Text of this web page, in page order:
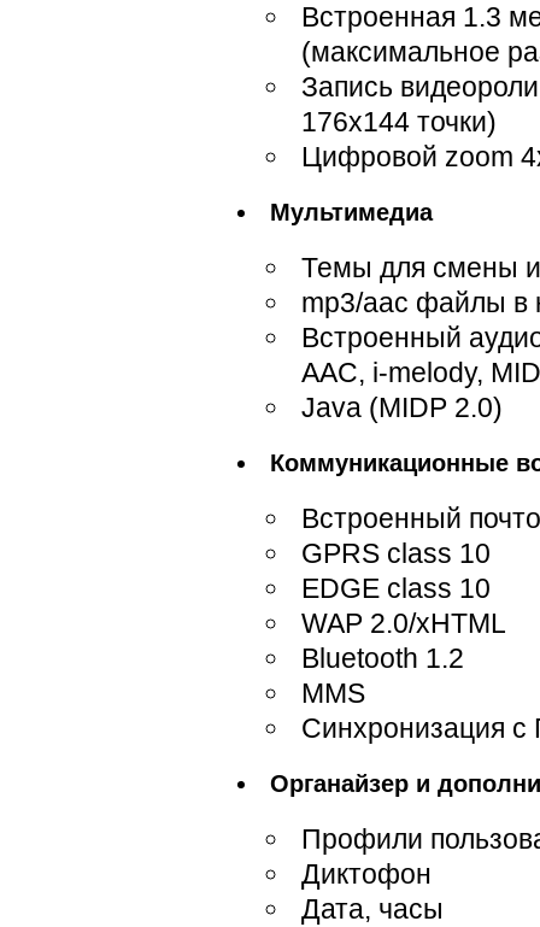
Встроенная 1.3
(максимальное
Запись
176х144 точки)
Цифровой zoom
Мультимедиа
Темы для смены
mp3/aac файлы в
Встроенный
AAC, i-melody,
Java (MIDP 2.0)
Коммуникационные
Встроенный
GPRS class 10
EDGE class 10
WAP 2.0/xHTML
Bluetooth 1.2
MMS
Синхронизация с
Органайзер и
Профили
Диктофон
Дата, часы